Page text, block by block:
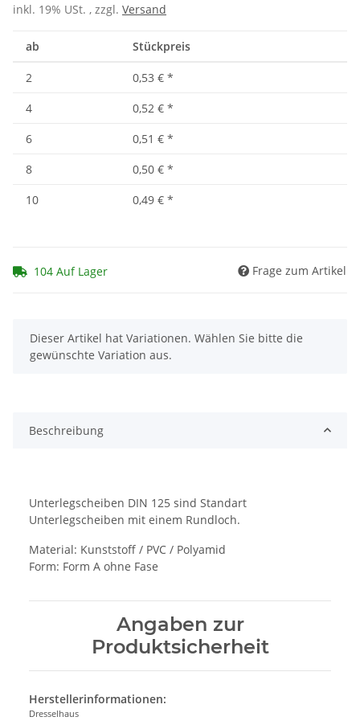
inkl. 19% USt. , zzgl. Versand
ab Stückpreis
2 0,53 € *
4
0,52 € *
6
0,51 € *
8
0,50 € *
10
0,49 € *
104 Auf Lager Frage zum Artikel
x
Dieser Artikel hat Variationen. Wählen Sie bitte die
gewünschte Variation aus.
Beschreibung
Unterlegscheiben DIN 125 sind Standart
Unterlegscheiben mit einem Rundloch.
Material: Kunststoff / PVC / Polyamid
Form: Form A ohne Fase
Angaben zur
Produktsicherheit
Herstellerinformationen:
Dresselhaus